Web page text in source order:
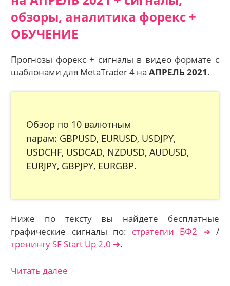
обзоры, аналитика форекс +
ОБУЧЕНИЕ
Прогнозы форекс + сигналы в видео формате с
шаблонами для MetaTrader 4 наАПРЕЛЬ 2021.
Обзор по 10 валютным
парам: GBPUSD, EURUSD, USDJPY,
USDCHF, USDCAD, NZDUSD, AUDUSD,
EURJPY, GBPJPY, EURGBP.
Ниже по тексту вы найдете бесплатные
графические сигналы по: стратегии БФ2 ➜ /
тренингу SF Start Up 2.0 ➜.
Читать далее